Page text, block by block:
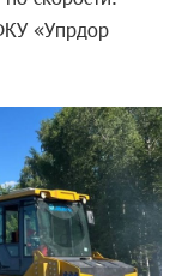
«Упрдор